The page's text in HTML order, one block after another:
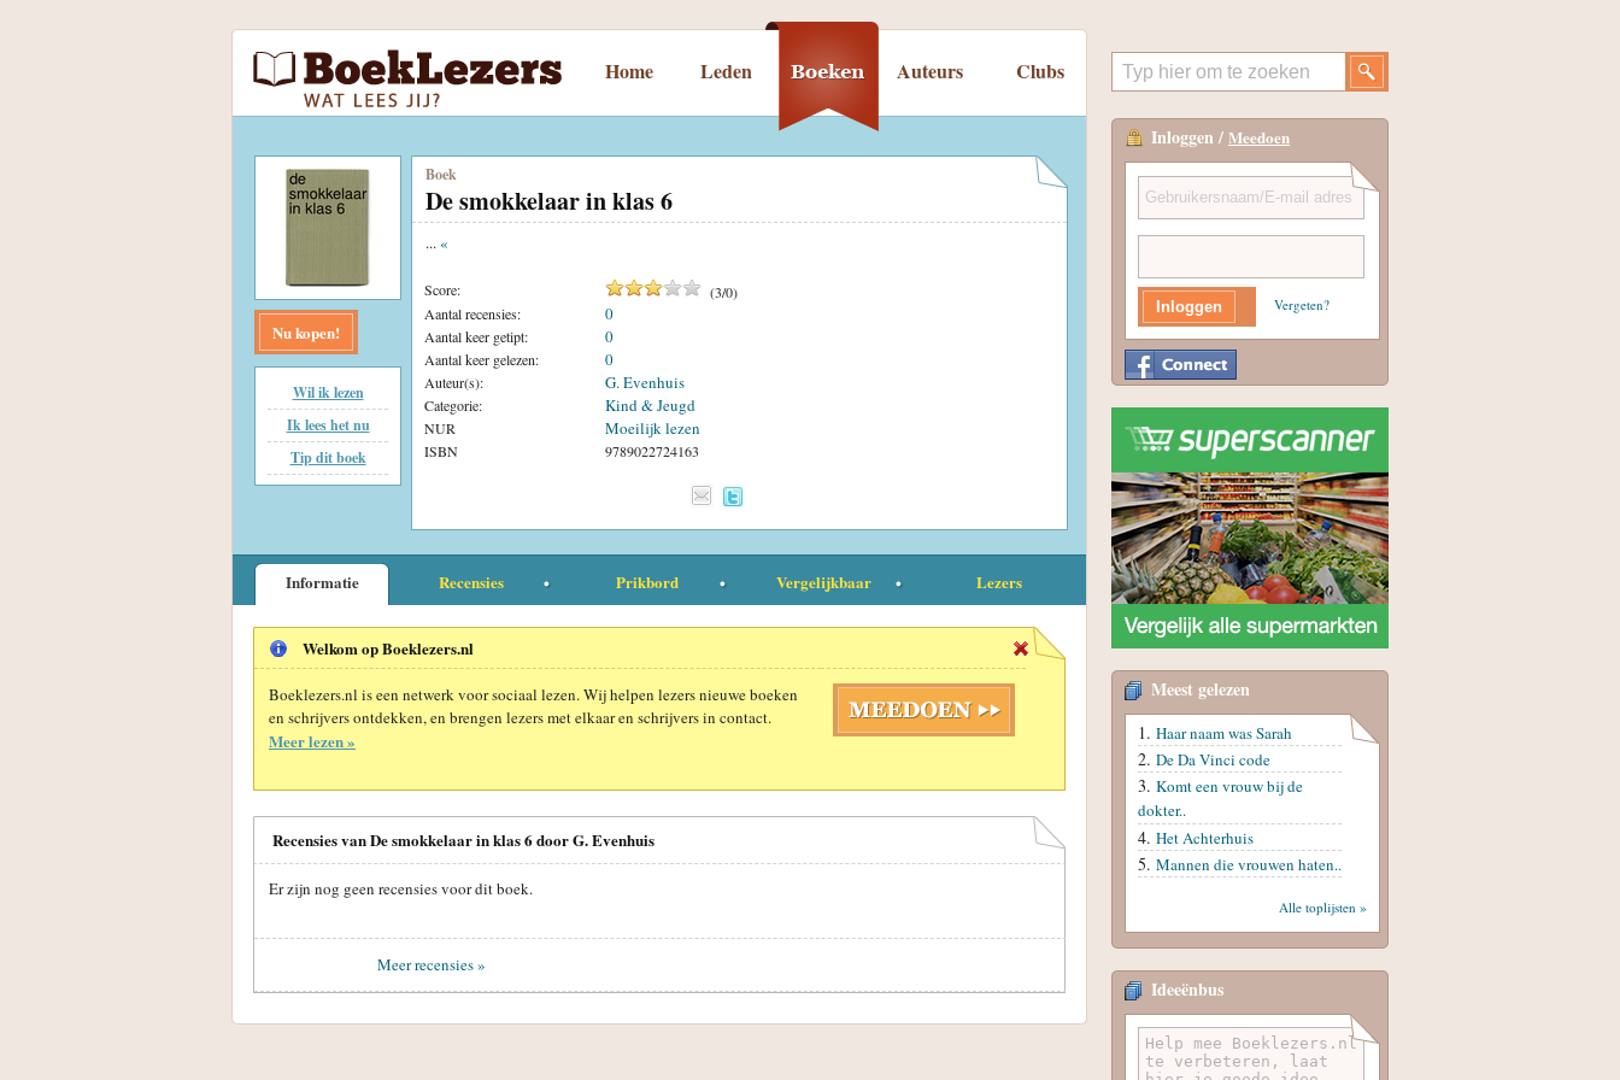
Home Leden Auteurs Clubs
Nu kopen!
Wil ik lezen
Ik lees het nu
Tip dit boek
Boek
De smokkelaar in klas 6
... «
Score: (3/0)
Aantal recensies:
0
Aantal keer getipt: 0
Aantal keer gelezen: 0
Auteur(s): G. Evenhuis
Categorie: Kind & Jeugd
NUR Moeilijk lezen
ISBN 9789022724163
Informatie Recensies Prikbord Vergelijkbaar Lezers
Welkom op Boeklezers.nl
Boeklezers.nl is een netwerk voor sociaal lezen. Wij helpen lezers nieuwe boeken
en schrijvers ontdekken, en brengen lezers met elkaar en schrijvers in contact.
Meer lezen »
Recensies van De smokkelaar in klas 6 door G. Evenhuis
Er zijn nog geen recensies voor dit boek.
Meer recensies »
Inloggen / Meedoen
Vergeten?
Meest gelezen
Haar naam was Sarah
De Da Vinci code
Komt een vrouw bij de
dokter..
Het Achterhuis
Mannen die vrouwen haten..
Alle toplijsten »
Ideeënbus